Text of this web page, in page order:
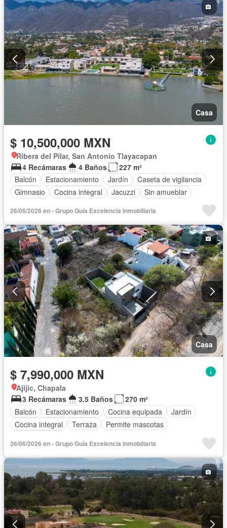
Casa
$ 10,500,000 MXN
Ribera del Pilar, San Antonio Tlayacapan
4 Recámaras
4 Baños
227 m²
Balcón
Estacionamiento Jardín
Caseta de vigilancia
Gimnasio
Cocina integral Jacuzzi Sin amueblar
26/06/2026 en - Grupo Guía Excelencia Inmobiliaria
Casa
$ 7,990,000 MXN
Ajijic, Chapala
3 Recámaras
3.5 Baños
270 m²
Balcón
Estacionamiento Cocina equipada
Jardín
Cocina integral
Terraza
Permite mascotas
26/06/2026 en - Grupo Guía Excelencia Inmobiliaria